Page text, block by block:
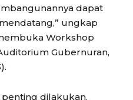
dapat
ungkap
Workshop
Gubernuran,
dilakukan,